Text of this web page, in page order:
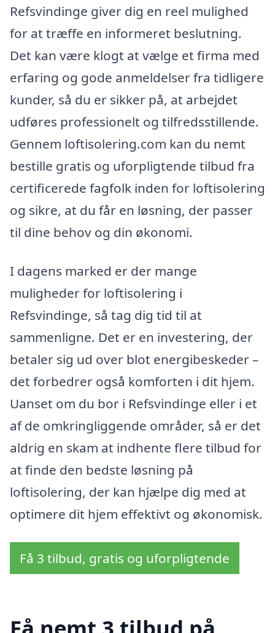
Refsvindinge giver dig en reel mulighed
for at træffe en informeret beslutning.
Det kan være klogt at vælge et firma med
erfaring og gode anmeldelser fra tidligere
kunder, så du er sikker på, at arbejdet
udføres professionelt og tilfredsstillende.
Gennem loftisolering.com kan du nemt
bestille gratis og uforpligtende tilbud fra
certificerede fagfolk inden for loftisolering
og sikre, at du får en løsning, der passer
til dine behov og din økonomi.
I dagens marked er der mange
muligheder for loftisolering i
Refsvindinge, så tag dig tid til at
sammenligne. Det er en investering, der
betaler sig ud over blot energibeskeder –
det forbedrer også komforten i dit hjem.
Uanset om du bor i Refsvindinge eller i et
af de omkringliggende områder, så er det
aldrig en skam at indhente flere tilbud for
at finde den bedste løsning på
loftisolering, der kan hjælpe dig med at
optimere dit hjem effektivt og økonomisk.
Få 3 tilbud, gratis og uforpligtende